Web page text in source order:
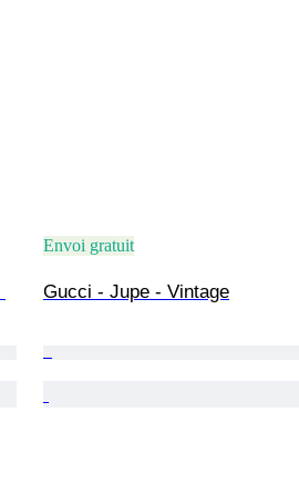
Envoi gratuit
Gucci - Jupe - Vintage